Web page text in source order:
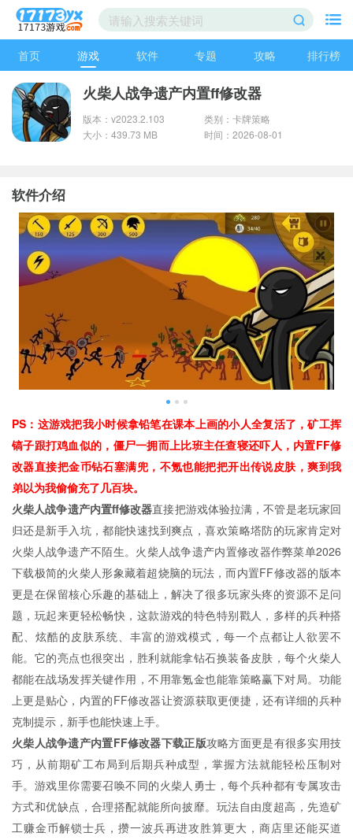
首页 游戏 软件 专题 攻略 排行榜
火柴人战争遗产内置ff修改器
版本：v2023.2.103
类别：卡牌策略
大小：439.73 MB
时间：2026-08-01
软件介绍
PS：这游戏把我小时候拿铅笔在课本上画的小人全复活了，矿工挥
镐子跟打鸡血似的，僵尸一拥而上比班主任查寝还吓人，内置FF修
改器直接把金币钻石塞满兜，不氪也能把把开出传说皮肤，爽到我
弟以为我偷偷充了几百块。
火柴人战争遗产内置ff修改器直接把游戏体验拉满，不管是老玩家回
归还是新手入坑，都能快速找到爽点，喜欢策略塔防的玩家肯定对
火柴人战争遗产不陌生。火柴人战争遗产内置修改器作弊菜单2026
下载极简的火柴人形象藏着超烧脑的玩法，而内置FF修改器的版本
更是在保留核心乐趣的基础上，解决了很多玩家头疼的资源不足问
题，玩起来更轻松畅快，这款游戏的特色特别戳人，多样的兵种搭
配、炫酷的皮肤系统、丰富的游戏模式，每一个点都让人欲罢不
能。它的亮点也很突出，胜利就能拿钻石换装备皮肤，每个火柴人
都能在战场发挥关键作用，不用靠氪金也能靠策略赢下对局。功能
上更是贴心，内置的FF修改器让资源获取更便捷，还有详细的兵种
克制提示，新手也能快速上手。
火柴人战争遗产内置FF修改器下载正版攻略方面更是有很多实用技
巧，从前期矿工布局到后期兵种成型，掌握方法就能轻松压制对
手。游戏里你需要召唤不同的火柴人勇士，每个兵种都有专属攻击
方式和优缺点，合理搭配就能所向披靡。玩法自由度超高，先造矿
工赚金币解锁士兵，攒一波兵再进攻胜算更大，商店里还能买道